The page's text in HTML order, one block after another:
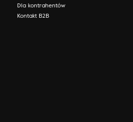
Dla kontrahentów
Kontakt B2B